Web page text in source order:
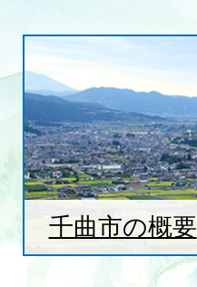
千曲市の概要